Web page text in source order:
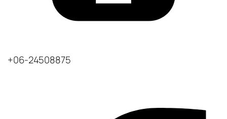
+06-24508875